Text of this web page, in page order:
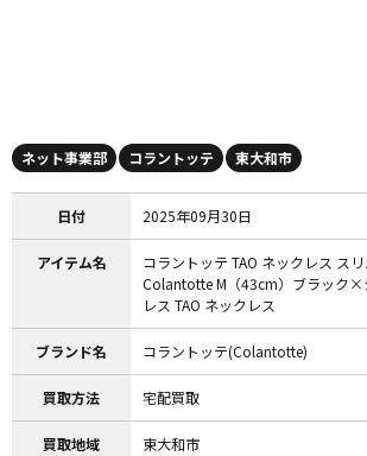
ネット事業部 コラントッテ 東大和市
日付 2025年09月30日
アイテム名
コラントッテ TAO ネックレス ス
Colantotte M（43cm）ブラック×
レス TAO ネックレス
ブランド名 コラントッテ(Colantotte)
買取方法 宅配買取
買取地域 東大和市